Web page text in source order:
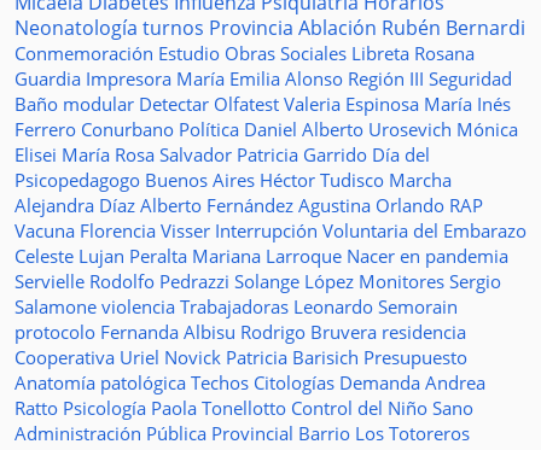
Neonatología turnos Provincia Ablación Rubén Bernardi
Conmemoración Estudio Obras Sociales Libreta Rosana
Guardia Impresora María Emilia Alonso Región III Seguridad
Baño modular Detectar Olfatest Valeria Espinosa María Inés
Ferrero Conurbano Política Daniel Alberto Urosevich Mónica
Elisei María Rosa Salvador Patricia Garrido Día del
Psicopedagogo Buenos Aires Héctor Tudisco Marcha
Alejandra Díaz Alberto Fernández Agustina Orlando RAP
Vacuna Florencia Visser Interrupción Voluntaria del Embarazo
Celeste Lujan Peralta Mariana Larroque Nacer en pandemia
Servielle Rodolfo Pedrazzi Solange López Monitores Sergio
Salamone violencia Trabajadoras Leonardo Semorain
protocolo Fernanda Albisu Rodrigo Bruvera residencia
Cooperativa Uriel Novick Patricia Barisich Presupuesto
Anatomía patológica Techos Citologías Demanda Andrea
Ratto Psicología Paola Tonellotto Control del Niño Sano
Administración Pública Provincial Barrio Los Totoreros